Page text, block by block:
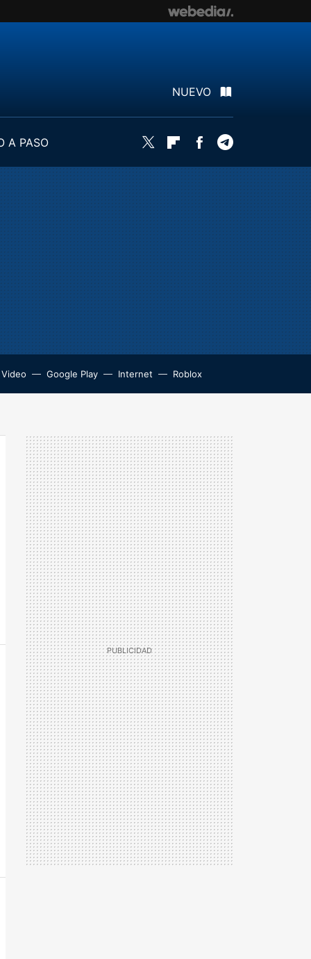
NUEVO
A PASO
Twitter FlipboardFacebook
Google Play Internet Roblox